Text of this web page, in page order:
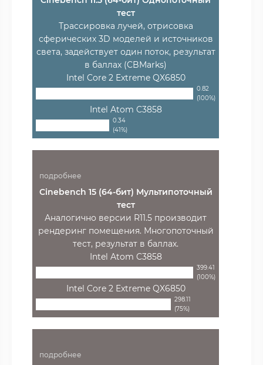
тест
Трассировка лучей, отрисовка
сферических 3D моделей и источников
света, задействует один поток, результат
в баллах (CBMarks)
Intel Core 2 Extreme QX6850
0.82
(100%)
Intel Atom C3858
0.34
(41%)
подробнее
Cinebench 15 (64-бит) Мультипоточный
тест
Аналогично версии R11.5 производит
рендеринг помещения. Многопоточный
тест, результат в баллах.
Intel Atom C3858
399.41
(100%)
Intel Core 2 Extreme QX6850
298.11
(75%)
подробнее